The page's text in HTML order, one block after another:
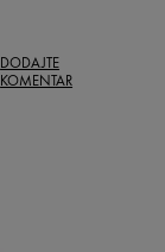
DODAJTE
KOMENTAR